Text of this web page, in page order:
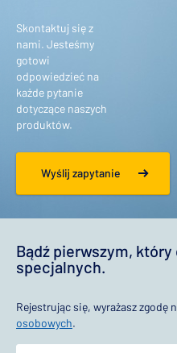
Skontaktuj się z
nami. Jesteśmy
gotowi
odpowiedzieć na
każde pytanie
dotyczące naszych
produktów.
Wyślij zapytanie
Bądź pierwszym,
specjalnych.
Rejestrując się, wyrażasz zgodę
osobowych.